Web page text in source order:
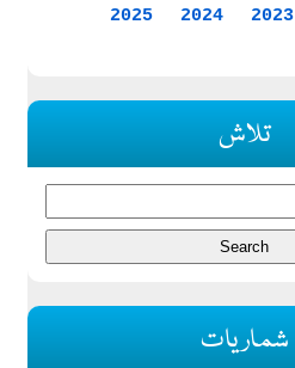
2023
2024
2025
تلاش
شماریات